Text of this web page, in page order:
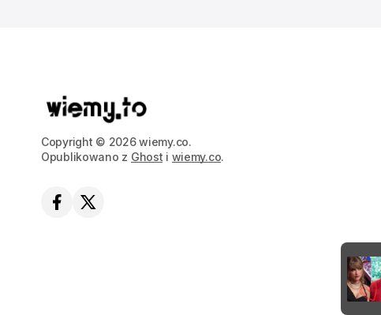
Copyright © 2026 wiemy.co.
Opublikowano z Ghost i wiemy.co.